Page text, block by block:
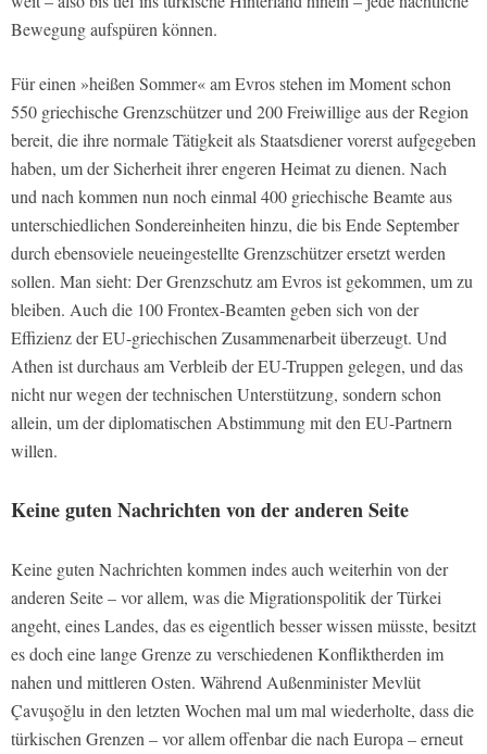
Bewegung aufspüren können.
Für einen »heißen Sommer« am Evros stehen im Moment schon
550 griechische Grenzschützer und 200 Freiwillige aus der Region
bereit, die ihre normale Tätigkeit als Staatsdiener vorerst aufgegeben
haben, um der Sicherheit ihrer engeren Heimat zu dienen. Nach
und nach kommen nun noch einmal 400 griechische Beamte aus
unterschiedlichen Sondereinheiten hinzu, die bis Ende September
durch ebensoviele neueingestellte Grenzschützer ersetzt werden
sollen. Man sieht: Der Grenzschutz am Evros ist gekommen, um zu
bleiben. Auch die 100 Frontex-Beamten geben sich von der
Effizienz der EU-griechischen Zusammenarbeit überzeugt. Und
Athen ist durchaus am Verbleib der EU-Truppen gelegen, und das
nicht nur wegen der technischen Unterstützung, sondern schon
allein, um der diplomatischen Abstimmung mit den EU-Partnern
willen.
Keine guten Nachrichten von der anderen Seite
Keine guten Nachrichten kommen indes auch weiterhin von der
anderen Seite – vor allem, was die Migrationspolitik der Türkei
angeht, eines Landes, das es eigentlich besser wissen müsste, besitzt
es doch eine lange Grenze zu verschiedenen Konfliktherden im
nahen und mittleren Osten. Während Außenminister Mevlüt
Çavuşoğlu in den letzten Wochen mal um mal wiederholte, dass die
türkischen Grenzen – vor allem offenbar die nach Europa – erneut